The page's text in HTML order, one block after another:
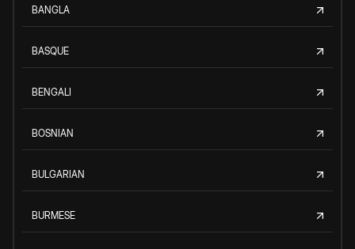
BANGLA
BASQUE
BENGALI
BOSNIAN
BULGARIAN
BURMESE